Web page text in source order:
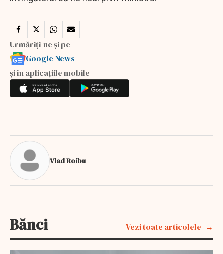
Urmăriți-ne și pe
Google News
și în aplicațiile mobile
Vlad Roibu
Bănci Vezi toate articolele